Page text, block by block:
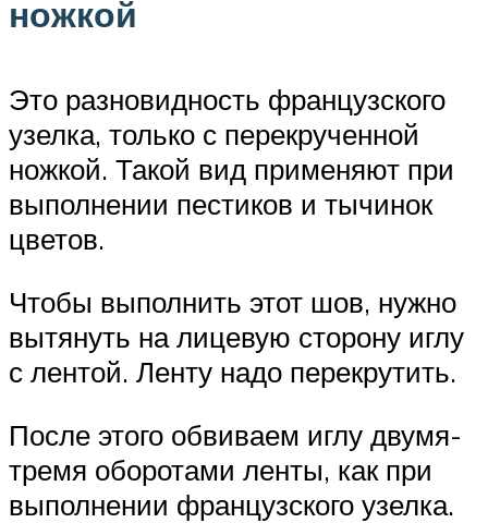
ножкой
Это разновидность французского
узелка, только с перекрученной
ножкой. Такой вид применяют при
выполнении пестиков и тычинок
цветов.
Чтобы выполнить этот шов, нужно
вытянуть на лицевую сторону иглу
с лентой. Ленту надо перекрутить.
После этого обвиваем иглу двумя-
тремя оборотами ленты, как при
выполнении французского узелка.